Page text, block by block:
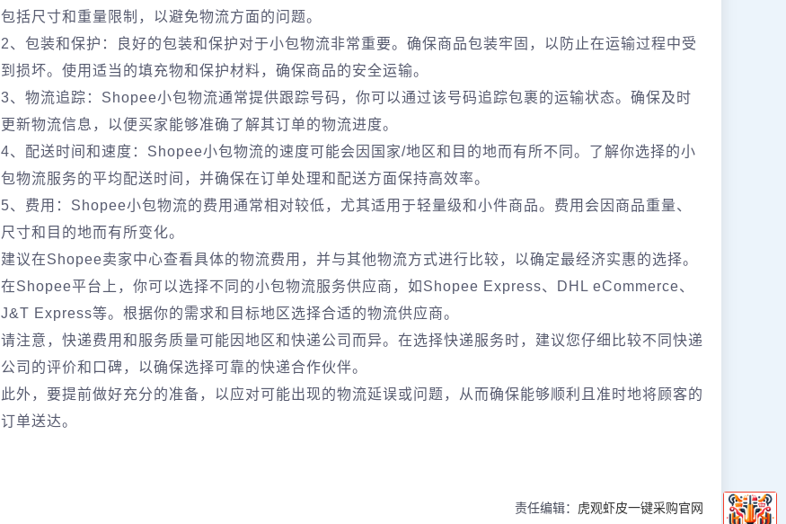
包括尺寸和重量限制，以避免物流方面的问题。
2、包装和保护：良好的包装和保护对于小包物流非常重要。确保商品包装牢固，以防止在运输过程中受
到损坏。使用适当的填充物和保护材料，确保商品的安全运输。
3、物流追踪：Shopee小包物流通常提供跟踪号码，你可以通过该号码追踪包裹的运输状态。确保及时
更新物流信息，以便买家能够准确了解其订单的物流进度。
4、配送时间和速度：Shopee小包物流的速度可能会因国家/地区和目的地而有所不同。了解你选择的小
包物流服务的平均配送时间，并确保在订单处理和配送方面保持高效率。
5、费用：Shopee小包物流的费用通常相对较低，尤其适用于轻量级和小件商品。费用会因商品重量、
尺寸和目的地而有所变化。
建议在Shopee卖家中心查看具体的物流费用，并与其他物流方式进行比较，以确定最经济实惠的选择。
在Shopee平台上，你可以选择不同的小包物流服务供应商，如Shopee Express、DHL eCommerce、
J&T Express等。根据你的需求和目标地区选择合适的物流供应商。
请注意，快递费用和服务质量可能因地区和快递公司而异。在选择快递服务时，建议您仔细比较不同快递
公司的评价和口碑，以确保选择可靠的快递合作伙伴。
此外，要提前做好充分的准备，以应对可能出现的物流延误或问题，从而确保能够顺利且准时地将顾客的
订单送达。
责任编辑： 虎观虾皮一键采购官网